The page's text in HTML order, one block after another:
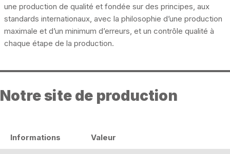
une production de qualité et fondée sur des principes, aux
standards internationaux, avec la philosophie d’une production
maximale et d’un minimum d’erreurs, et un contrôle qualité à
chaque étape de la production.
Notre site de production
Informations Valeur